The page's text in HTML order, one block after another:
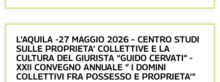
L’AQUILA -27 MAGGIO 2026 – CENTRO STUDI
SULLE PROPRIETA’ COLLETTIVE E LA
CULTURA DEL GIURISTA “GUIDO CERVATI” -
XXII CONVEGNO ANNUALE ” I DOMINI
COLLETTIVI FRA POSSESSO E PROPRIETA'”